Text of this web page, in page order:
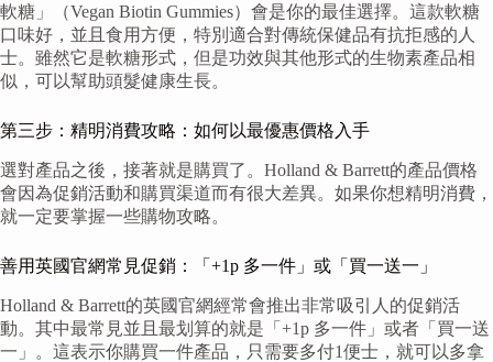
軟糖」（Vegan Biotin Gummies）會是你的最佳選擇。這款軟糖
口味好，並且食用方便，特別適合對傳統保健品有抗拒感的人
士。雖然它是軟糖形式，但是功效與其他形式的生物素產品相
似，可以幫助頭髮健康生長。
第三步：精明消費攻略：如何以最優惠價格入手
選對產品之後，接著就是購買了。Holland & Barrett的產品價格
會因為促銷活動和購買渠道而有很大差異。如果你想精明消費，
就一定要掌握一些購物攻略。
善用英國官網常見促銷：「+1p 多一件」或「買一送一」
Holland & Barrett的英國官網經常會推出非常吸引人的促銷活
動。其中最常見並且最划算的就是「+1p 多一件」或者「買一送
一」。這表示你購買一件產品，只需要多付1便士，就可以多拿